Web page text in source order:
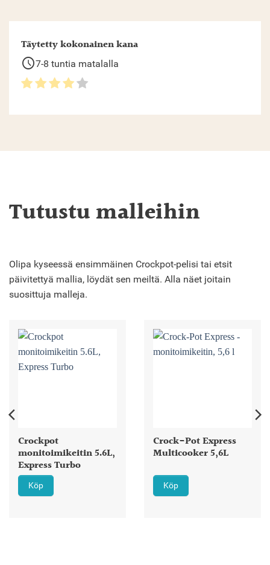
Täytetty kokonainen kana
schedule7-8 tuntia matalalla
Tutustu malleihin
Olipa kyseessä ensimmäinen Crockpot-pelisi tai etsit
päivitettyä mallia, löydät sen meiltä. Alla näet joitain
suosittuja malleja.
Crockpot
monitoimikeitin 5.6L,
Express Turbo
Köp
Crock-Pot Express
Multicooker 5,6L
Köp